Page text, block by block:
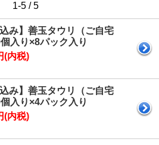
1-5 / 5
込み】善玉タウリ（ご自宅
入り×8パック入り
(内税)
込み】善玉タウリ（ご自宅
入り×4パック入り
(内税)